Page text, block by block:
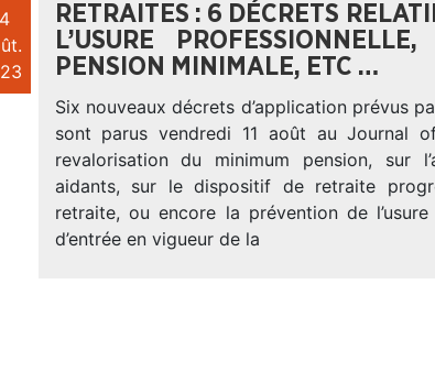
RETRAITES : 6 DÉCRETS
L’USURE
PENSION MINIMALE, ETC …
Six nouveaux décrets d’application prévus
sont parus vendredi 11 août au Journal
revalorisation du minimum pension, sur
aidants, sur le dispositif de retraite
retraite, ou encore la prévention de
d’entrée en vigueur de la